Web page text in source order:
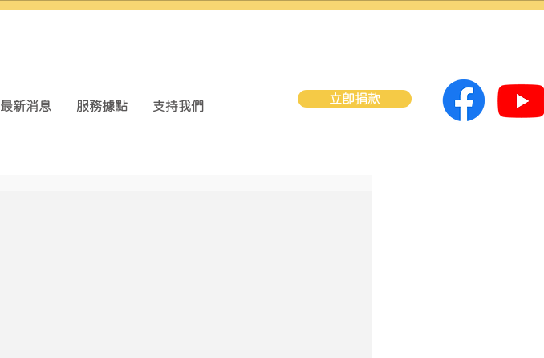
最新消息 服務據點 支持我們
立即捐款